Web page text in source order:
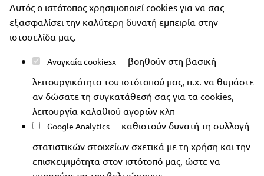
Copyright 2019-2026 ellinoekdotiki.gr - All rights
reserved| Όροι χρήσης | Προστασία δεδομένων |
Ασφάλεια συναλλαγών
Αυτός ο ιστότοπος χρησιμοποιεί cookies για να σας
εξασφαλίσει την καλύτερη δυνατή εμπειρία στην
ιστοσελίδα μας.
Αναγκαία cookies
βοηθούν στη βασική
λειτουργικότητα του ιστότοπού μας, π.χ. να θυμάστε
αν δώσατε τη συγκατάθεσή σας για τα cookies,
λειτουργία καλαθιού αγορών κλπ
Google Analytics
καθιστούν δυνατή τη συλλογή
στατιστικών στοιχείων σχετικά με τη χρήση και την
επισκεψιμότητα στον ιστότοπό μας, ώστε να